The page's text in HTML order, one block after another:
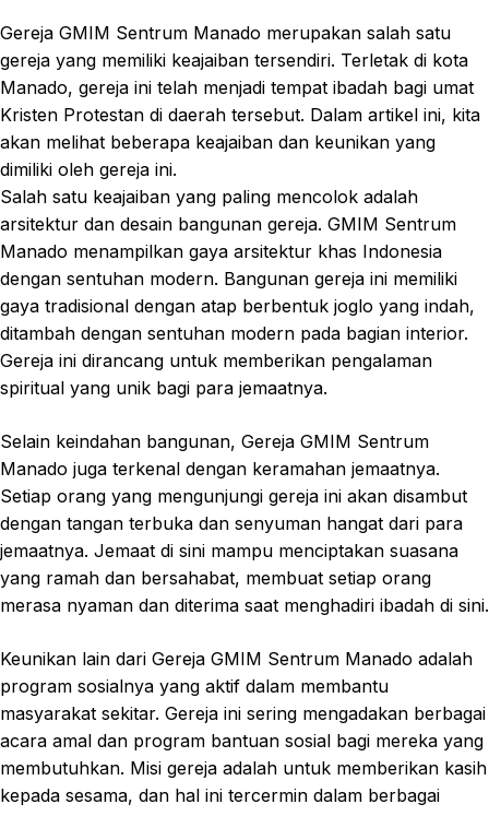
Gereja GMIM Sentrum Manado merupakan salah satu
gereja yang memiliki keajaiban tersendiri. Terletak di kota
Manado, gereja ini telah menjadi tempat ibadah bagi umat
Kristen Protestan di daerah tersebut. Dalam artikel ini, kita
akan melihat beberapa keajaiban dan keunikan yang
dimiliki oleh gereja ini.
Salah satu keajaiban yang paling mencolok adalah
arsitektur dan desain bangunan gereja. GMIM Sentrum
Manado menampilkan gaya arsitektur khas Indonesia
dengan sentuhan modern. Bangunan gereja ini memiliki
gaya tradisional dengan atap berbentuk joglo yang indah,
ditambah dengan sentuhan modern pada bagian interior.
Gereja ini dirancang untuk memberikan pengalaman
spiritual yang unik bagi para jemaatnya.
Selain keindahan bangunan, Gereja GMIM Sentrum
Manado juga terkenal dengan keramahan jemaatnya.
Setiap orang yang mengunjungi gereja ini akan disambut
dengan tangan terbuka dan senyuman hangat dari para
jemaatnya. Jemaat di sini mampu menciptakan suasana
yang ramah dan bersahabat, membuat setiap orang
merasa nyaman dan diterima saat menghadiri ibadah di sini.
Keunikan lain dari Gereja GMIM Sentrum Manado adalah
program sosialnya yang aktif dalam membantu
masyarakat sekitar. Gereja ini sering mengadakan berbagai
acara amal dan program bantuan sosial bagi mereka yang
membutuhkan. Misi gereja adalah untuk memberikan kasih
kepada sesama, dan hal ini tercermin dalam berbagai